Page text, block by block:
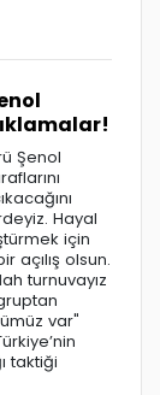
Şenol
Hayal
için
açılış olsun.
turnuvayız
var"
taktiği